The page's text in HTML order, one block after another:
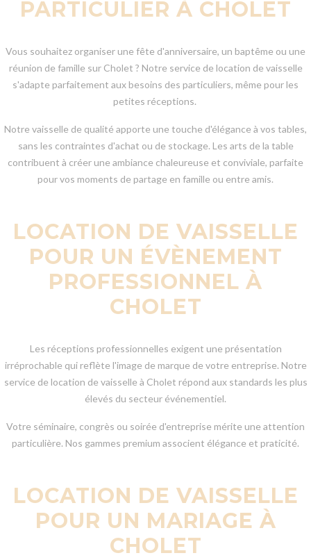
PARTICULIER À CHOLET
Vous souhaitez organiser une fête d'anniversaire, un baptême ou une
réunion de famille sur Cholet ? Notre service de location de vaisselle
s'adapte parfaitement aux besoins des particuliers, même pour les
petites réceptions.
Notre vaisselle de qualité apporte une touche d'élégance à vos tables,
sans les contraintes d'achat ou de stockage. Les arts de la table
contribuent à créer une ambiance chaleureuse et conviviale, parfaite
pour vos moments de partage en famille ou entre amis.
LOCATION DE VAISSELLE
POUR UN ÉVÈNEMENT
PROFESSIONNEL À
CHOLET
Les réceptions professionnelles exigent une présentation
irréprochable qui reflète l'image de marque de votre entreprise. Notre
service de location de vaisselle à Cholet répond aux standards les plus
élevés du secteur événementiel.
Votre séminaire, congrès ou soirée d'entreprise mérite une attention
particulière. Nos gammes premium associent élégance et praticité.
LOCATION DE VAISSELLE
POUR UN MARIAGE À
CHOLET